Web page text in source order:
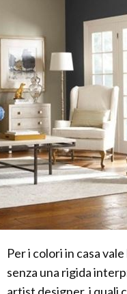
Per i colori in casa
senza una rigida